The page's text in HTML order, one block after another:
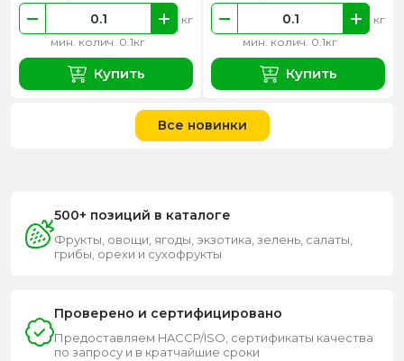
мин. колич. 0.1кг
кг
Купить
мин. колич. 0.1кг
кг
Купить
Все новинки
500+ позиций в каталоге
Фрукты, овощи, ягоды, экзотика, зелень, салаты,
грибы, орехи и сухофрукты
Проверено и сертифицировано
Предоставляем HACCP/ISO, сертификаты качества
по запросу и в кратчайшие сроки